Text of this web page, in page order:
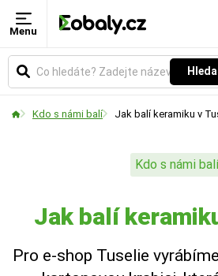
Menu
Kdo s námi balí Jak balí keramiku v
Kdo s námi balí
Jak balí
Pro e-shop Tuselie